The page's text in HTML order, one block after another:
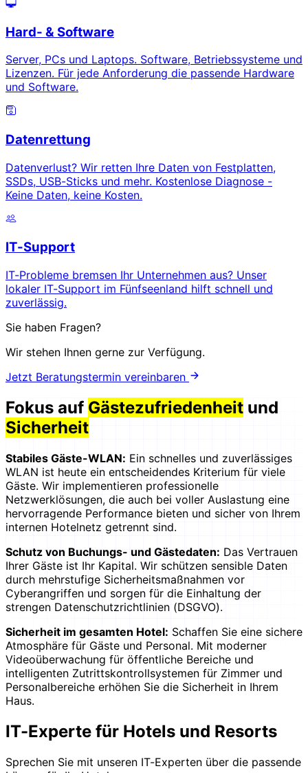
Hard- & Software
Server, PCs und Laptops. Software, Betriebssysteme und
Lizenzen. Für jede Anforderung die passende Hardware
und Software.
Datenrettung
Datenverlust? Wir retten Ihre Daten von Festplatten,
SSDs, USB-Sticks und mehr. Kostenlose Diagnose -
Keine Daten, keine Kosten.
IT-Support
IT-Probleme bremsen Ihr Unternehmen aus? Unser
lokaler IT-Support im Fünfseenland hilft schnell und
zuverlässig.
Sie haben Fragen?
Wir stehen Ihnen gerne zur Verfügung.
Jetzt Beratungstermin vereinbaren
Fokus auf Gästezufriedenheit und
Sicherheit
Stabiles Gäste-WLAN: Ein schnelles und zuverlässiges
WLAN ist heute ein entscheidendes Kriterium für viele
Gäste. Wir implementieren professionelle
Netzwerklösungen, die auch bei voller Auslastung eine
hervorragende Performance bieten und sicher von Ihrem
internen Hotelnetz getrennt sind.
Schutz von Buchungs- und Gästedaten: Das Vertrauen
Ihrer Gäste ist Ihr Kapital. Wir schützen sensible Daten
durch mehrstufige Sicherheitsmaßnahmen vor
Cyberangriffen und sorgen für die Einhaltung der
strengen Datenschutzrichtlinien (DSGVO).
Sicherheit im gesamten Hotel: Schaffen Sie eine sichere
Atmosphäre für Gäste und Personal. Mit moderner
Videoüberwachung für öffentliche Bereiche und
intelligenten Zutrittskontrollsystemen für Zimmer und
Personalbereiche erhöhen Sie die Sicherheit in Ihrem
Haus.
IT-Experte für Hotels und Resorts
Sprechen Sie mit unseren IT-Experten über die passende